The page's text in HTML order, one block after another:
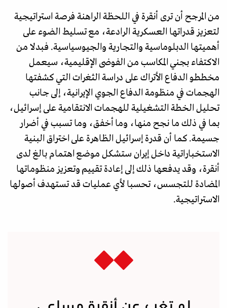
من المرجح أن ترى أنقرة في اللحظة الراهنة فرصة استراتيجية
لتعزيز قدراتها العسكرية الرادعة، مع تسليط الضوء على
أهميتها الدبلوماسية والتجارية والجيوسياسية. فبدلا من
الاكتفاء بجني المكاسب من الفوضى الإقليمية، سيعمل
مخططو الدفاع الأتراك على دراسة الثغرات التي كشفتها
الهجمات في منظومة الدفاع الجوي الإيرانية، إلى جانب
تحليل الخطة التشغيلية للهجمات الانتقامية على إسرائيل،
بما في ذلك ما نجح منها، وما أخفق، وما تسبب في أضرار
جسيمة. كما أن قدرة إسرائيل الظاهرة على اختراق البنية
الاستخباراتية داخل إيران ستشكل موضع اهتمام بالغ لدى
أنقرة، وقد يدفعها ذلك إلى إعادة تقييم وتعزيز منظوماتها
المضادة للتجسس، تحسبا لأي عمليات قد تستهدف أصولها
الاستراتيجية.